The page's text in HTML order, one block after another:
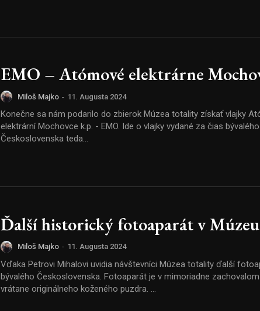
EMO – Atómové elektrárne
Miloš Majko - 11. Augusta 2024
Konečne sa nám podarilo do zbierok Múzea totality získať vlajky
elektrární Mochovce k.p. - EMO. Ide o vlajky vydané za čias bývalého
Československa teda...
Ďalší historický fotoaparát v
Miloš Majko - 11. Augusta 2024
Vďaka Petrovi Mihalovi uvidia návštevníci Múzea totality ďalší
bývalého Československa. Fotoaparát je v mimoriadne zachovalom stave a to
vrátane originálneho koženého puzdra. ...